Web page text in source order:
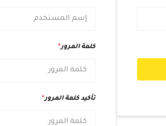
كلمة المرور*
تأكيد كلمة المرور*